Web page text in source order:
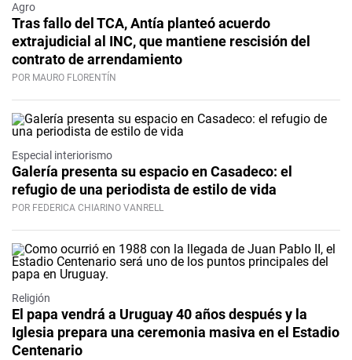
Agro
Tras fallo del TCA, Antía planteó acuerdo
extrajudicial al INC, que mantiene rescisión del
contrato de arrendamiento
POR MAURO FLORENTÍN
Especial interiorismo
Galería presenta su espacio en Casadeco: el
refugio de una periodista de estilo de vida
POR FEDERICA CHIARINO VANRELL
Religión
El papa vendrá a Uruguay 40 años después y la
Iglesia prepara una ceremonia masiva en el Estadio
Centenario